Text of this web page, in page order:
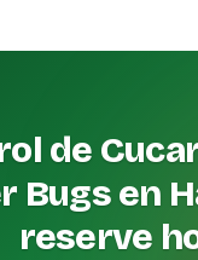
de
Bugs en
reserve